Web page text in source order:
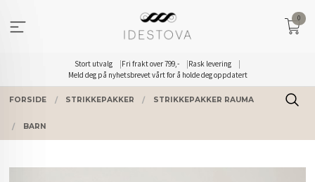
innholdet
Stort utvalg Fri frakt over 799,-
Rask levering
Meld deg på nyhetsbrevet vårt for å holde deg oppdatert
0
FORSIDE STRIKKEPAKKER STRIKKEPAKKER RAUMA
BARN